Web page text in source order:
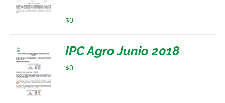
$0
IPC Agro Junio 2018
$0